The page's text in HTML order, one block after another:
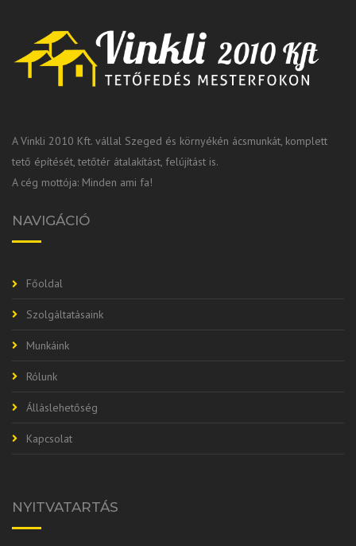
A Vinkli 2010 Kft. vállal Szeged és környékén ácsmunkát, komplett
tető építését, tetőtér átalakítást, felújítást is.
A cég mottója: Minden ami fa!
NAVIGÁCIÓ
Főoldal
Szolgáltatásaink
Munkáink
Rólunk
Álláslehetőség
Kapcsolat
NYITVATARTÁS